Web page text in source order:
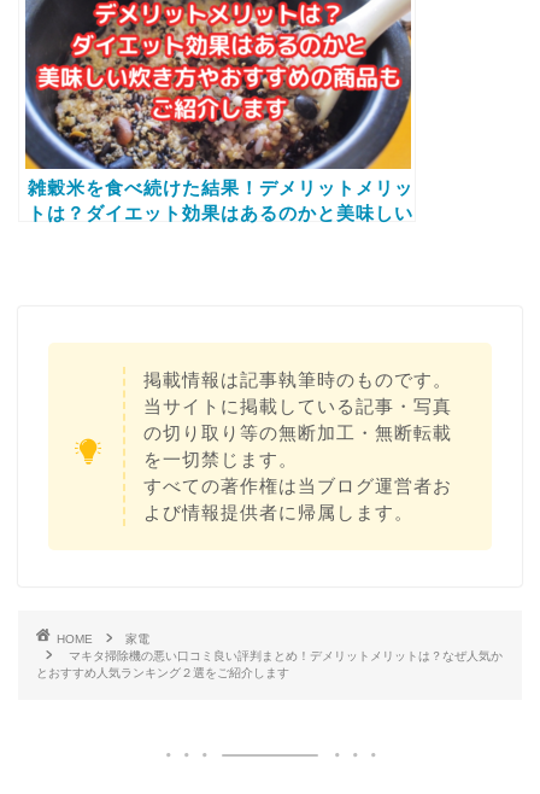
雑穀米を食べ続けた結果！デメリットメリッ
トは？ダイエット効果はあるのかと美味しい
掲載情報は記事執筆時のものです。
当サイトに掲載している記事・写真
の切り取り等の無断加工・無断転載
を一切禁じます。
すべての著作権は当ブログ運営者お
よび情報提供者に帰属します。
HOME
家電
マキタ掃除機の悪い口コミ良い評判まとめ！デメリットメリットは？なぜ人気か
とおすすめ人気ランキング２選をご紹介します